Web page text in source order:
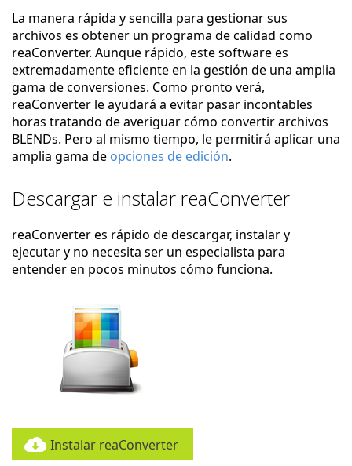
La manera rápida y sencilla para gestionar sus
archivos es obtener un programa de calidad como
reaConverter. Aunque rápido, este software es
extremadamente eficiente en la gestión de una amplia
gama de conversiones. Como pronto verá,
reaConverter le ayudará a evitar pasar incontables
horas tratando de averiguar cómo convertir archivos
BLENDs. Pero al mismo tiempo, le permitirá aplicar una
amplia gama de opciones de edición.
Descargar e instalar reaConverter
reaConverter es rápido de descargar, instalar y
ejecutar y no necesita ser un especialista para
entender en pocos minutos cómo funciona.
Instalar reaConverter